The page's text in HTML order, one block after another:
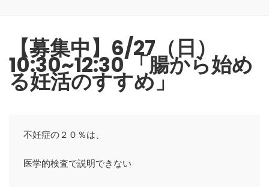
【募集中】6/27（日）
10:30~12:30 「腸から始め
る妊活のすすめ」
不妊症の２０％は、
医学的検査で説明できない